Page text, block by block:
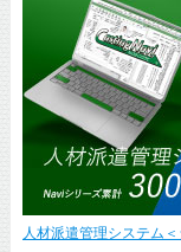
人材派遣管理システム